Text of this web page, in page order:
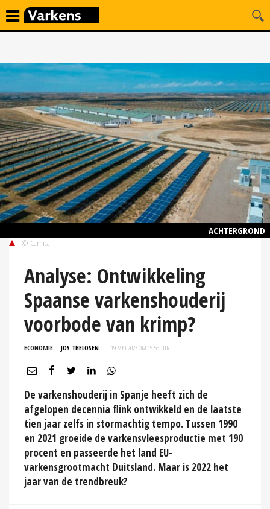
ACHTERGROND
© Carnica
Analyse: Ontwikkeling
Spaanse varkenshouderij
voorbode van krimp?
ECONOMIE JOS THELOSEN 19 MEI 2023 OM 15:55UUR
De varkenshouderij in Spanje heeft zich de
afgelopen decennia flink ontwikkeld en de laatste
tien jaar zelfs in stormachtig tempo. Tussen 1990
en 2021 groeide de varkensvleesproductie met 190
procent en passeerde het land EU-
varkensgrootmacht Duitsland. Maar is 2022 het
jaar van de trendbreuk?